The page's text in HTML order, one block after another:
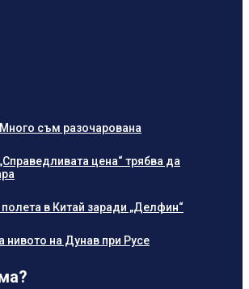
съм разочарована
цена“ трябва да
в Китай заради „Делфин“
нивото на Дунав при Русе